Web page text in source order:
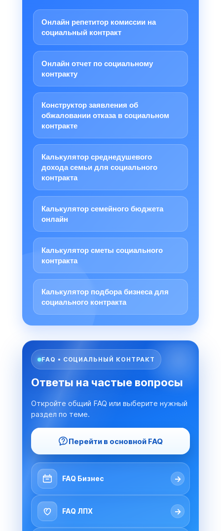
Онлайн репетитор комиссии на
социальный контракт
Онлайн отчет по социальному
контракту
Конструктор заявления об
обжаловании отказа в социальном
контракте
Калькулятор среднедушевого
дохода семьи для социального
контракта
Калькулятор семейного бюджета
онлайн
Калькулятор сметы социального
контракта
Калькулятор подбора бизнеса для
социального контракта
FAQ • СОЦИАЛЬНЫЙ КОНТРАКТ
Ответы на частые вопросы
Откройте общий FAQ или выберите нужный
раздел по теме.
Перейти в основной FAQ
FAQ Бизнес →
FAQ ЛПХ →